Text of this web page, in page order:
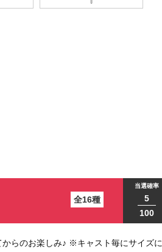
全16種
当選確率
5
100
らのお楽しみ♪ ※キャスト毎にサイズに